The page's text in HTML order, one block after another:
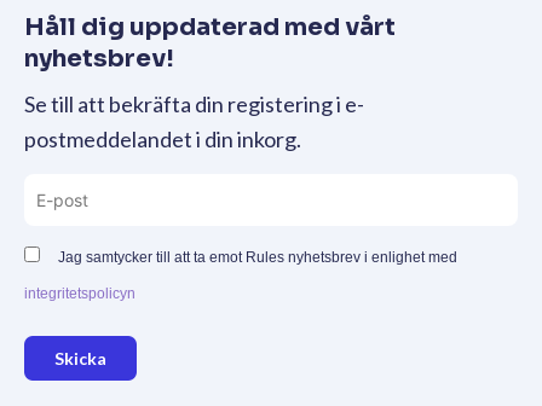
Håll dig uppdaterad med vårt
nyhetsbrev!
Se till att bekräfta din registering i e-
postmeddelandet i din inkorg.
Jag samtycker till att ta emot Rules nyhetsbrev i enlighet med
integritetspolicyn
Skicka